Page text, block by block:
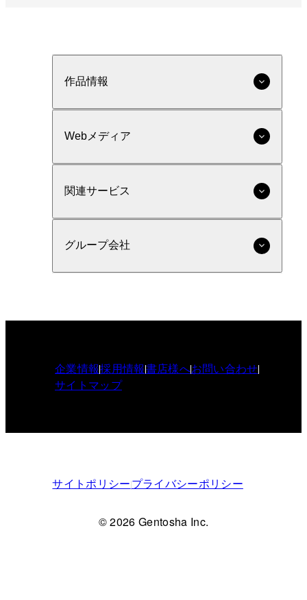
作品情報
Webメディア
関連サービス
グループ会社
企業情報採用情報書店様へお問い合わせ
サイトマップ
サイトポリシープライバシーポリシー
© 2026 Gentosha Inc.